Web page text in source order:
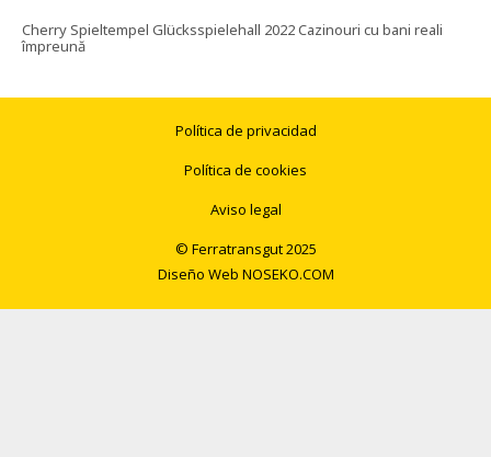
Cherry Spieltempel Glücksspielehall 2022 Cazinouri cu bani reali
împreună
Política de privacidad
Política de cookies
Aviso legal
© Ferratransgut 2025
Diseño Web NOSEKO.COM